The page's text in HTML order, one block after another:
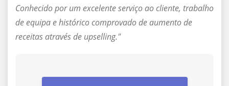
Conhecido por um excelente serviço ao cliente, trabalho
de equipa e histórico comprovado de aumento de
receitas através de upselling."